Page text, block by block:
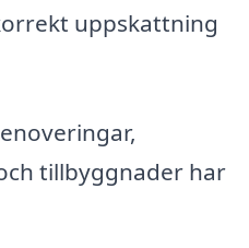
uppskattning
tillbyggnader har